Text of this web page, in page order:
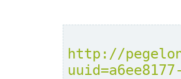
http://